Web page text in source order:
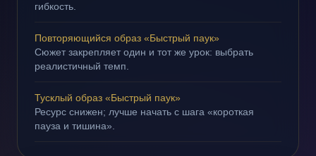
гибкость.
Повторяющийся образ «Быстрый паук»
Сюжет закрепляет один и тот же урок: выбрать
реалистичный темп.
Тусклый образ «Быстрый паук»
Ресурс снижен; лучше начать с шага «короткая
пауза и тишина».